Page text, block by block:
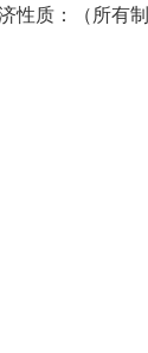
性质：（所有制